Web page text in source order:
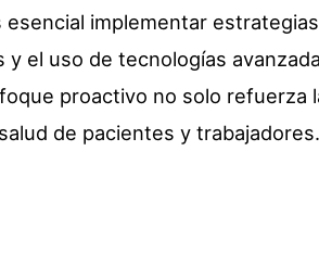
esencial implementar
el uso de tecnologías
proactivo no solo refuerza
de pacientes y trabajadores.